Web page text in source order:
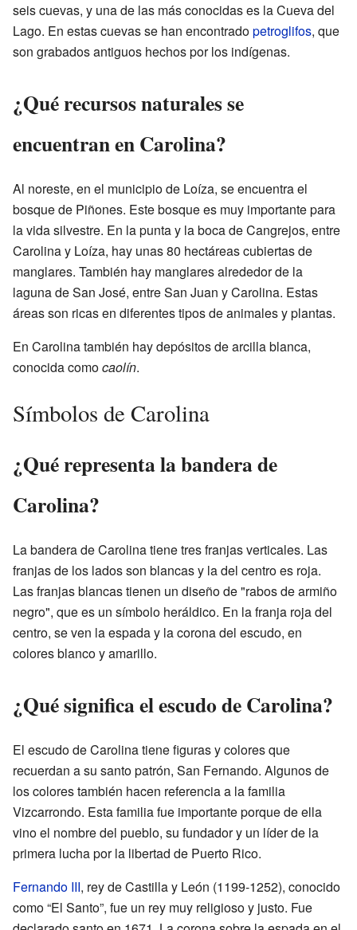
seis cuevas, y una de las más conocidas es la Cueva del
Lago. En estas cuevas se han encontradopetroglifos, que
son grabados antiguos hechos por los indígenas.
¿Qué recursos naturales se
encuentran en Carolina?
Al noreste, en el municipio de Loíza, se encuentra el
bosque de Piñones. Este bosque es muy importante para
la vida silvestre. En la punta y la boca de Cangrejos, entre
Carolina y Loíza, hay unas 80 hectáreas cubiertas de
manglares. También hay manglares alrededor de la
laguna de San José, entre San Juan y Carolina. Estas
áreas son ricas en diferentes tipos de animales y plantas.
En Carolina también hay depósitos de arcilla blanca,
conocida comocaolín.
Símbolos de Carolina
¿Qué representa la bandera de
Carolina?
La bandera de Carolina tiene tres franjas verticales. Las
franjas de los lados son blancas y la del centro es roja.
Las franjas blancas tienen un diseño de "rabos de armiño
negro", que es un símbolo heráldico. En la franja roja del
centro, se ven la espada y la corona del escudo, en
colores blanco y amarillo.
¿Qué significa el escudo de Carolina?
El escudo de Carolina tiene figuras y colores que
recuerdan a su santo patrón, San Fernando. Algunos de
los colores también hacen referencia a la familia
Vizcarrondo. Esta familia fue importante porque de ella
vino el nombre del pueblo, su fundador y un líder de la
primera lucha por la libertad de Puerto Rico.
Fernando III, rey de Castilla y León (1199-1252), conocido
como “El Santo”, fue un rey muy religioso y justo. Fue